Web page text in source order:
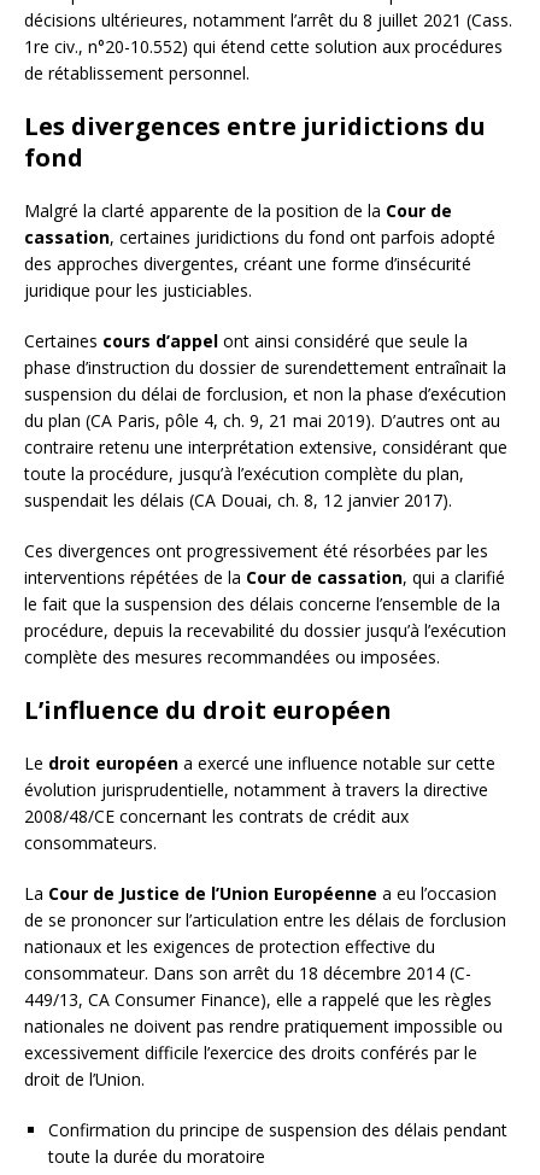
décisions ultérieures, notamment l’arrêt du 8 juillet 2021 (Cass.
1re civ., n°20-10.552) qui étend cette solution aux procédures
de rétablissement personnel.
Les divergences entre juridictions du
fond
Malgré la clarté apparente de la position de la Cour de
cassation, certaines juridictions du fond ont parfois adopté
des approches divergentes, créant une forme d’insécurité
juridique pour les justiciables.
Certaines cours d’appel ont ainsi considéré que seule la
phase d’instruction du dossier de surendettement entraînait la
suspension du délai de forclusion, et non la phase d’exécution
du plan (CA Paris, pôle 4, ch. 9, 21 mai 2019). D’autres ont au
contraire retenu une interprétation extensive, considérant que
toute la procédure, jusqu’à l’exécution complète du plan,
suspendait les délais (CA Douai, ch. 8, 12 janvier 2017).
Ces divergences ont progressivement été résorbées par les
interventions répétées de la Cour de cassation, qui a clarifié
le fait que la suspension des délais concerne l’ensemble de la
procédure, depuis la recevabilité du dossier jusqu’à l’exécution
complète des mesures recommandées ou imposées.
L’influence du droit européen
Le droit européen a exercé une influence notable sur cette
évolution jurisprudentielle, notamment à travers la directive
2008/48/CE concernant les contrats de crédit aux
consommateurs.
La Cour de Justice de l’Union Européenne a eu l’occasion
de se prononcer sur l’articulation entre les délais de forclusion
nationaux et les exigences de protection effective du
consommateur. Dans son arrêt du 18 décembre 2014 (C-
449/13, CA Consumer Finance), elle a rappelé que les règles
nationales ne doivent pas rendre pratiquement impossible ou
excessivement difficile l’exercice des droits conférés par le
droit de l’Union.
Confirmation du principe de suspension des délais pendant
toute la durée du moratoire